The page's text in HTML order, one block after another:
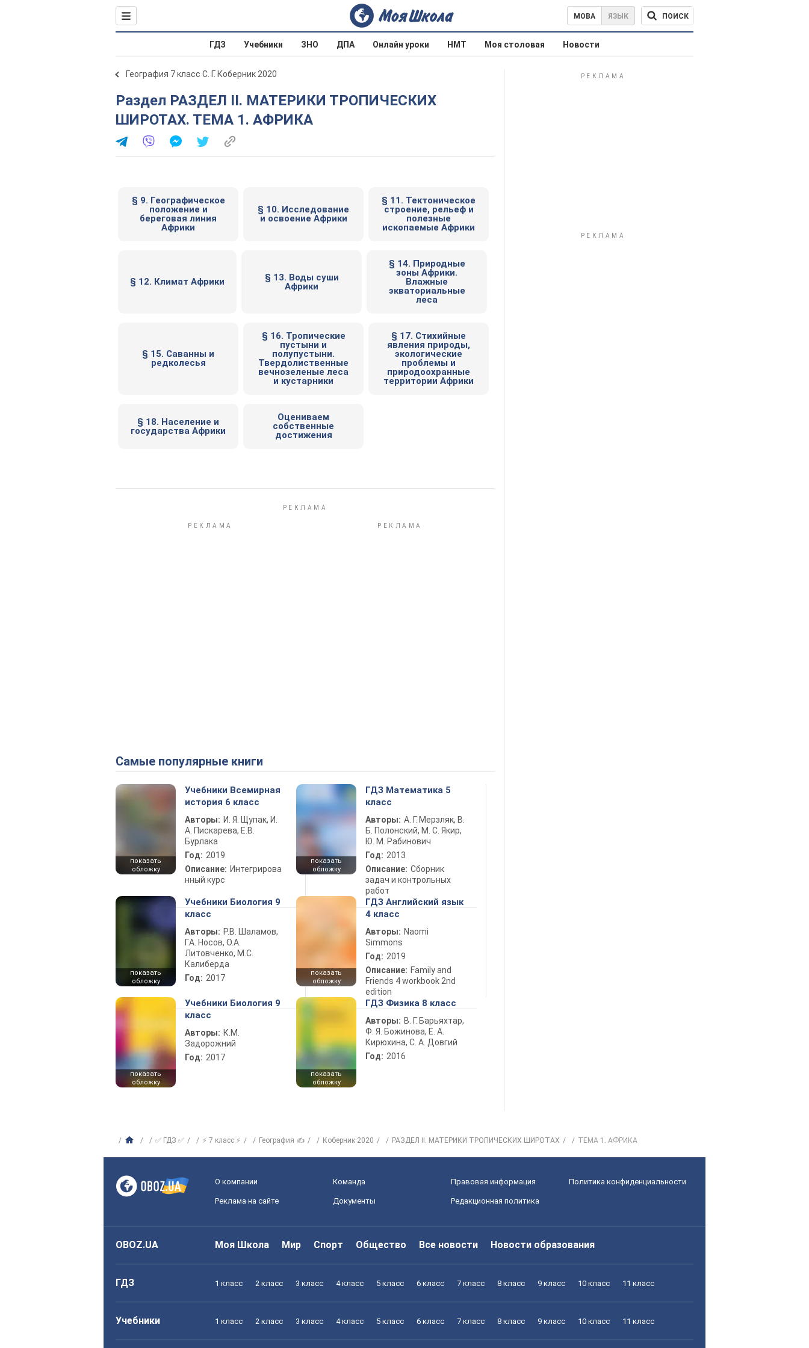
МОВА ЯЗЫК ПОИСК
ГДЗ Учебники ЗНО ДПА Онлайн уроки НМТ Моя столовая Новости
География 7 класс С. Г. Коберник 2020
Раздел РАЗДЕЛ II. МАТЕРИКИ ТРОПИЧЕСКИХ
ШИРОТАХ. ТЕМА 1. АФРИКА
§ 9. Географическое
положение и
береговая линия
Африки
§ 10. Исследование
и освоение Африки
§ 11. Тектоническое
строение, рельеф и
полезные
ископаемые Африки
§ 12. Климат Африки
§ 13. Воды суши
Африки
§ 14. Природные
зоны Африки.
Влажные
экваториальные
леса
§ 15. Саванны и
редколесья
§ 16. Тропические
пустыни и
полупустыни.
Твердолиственные
вечнозеленые леса
и кустарники
§ 17. Стихийные
явления природы,
экологические
проблемы и
природоохранные
территории Африки
§ 18. Население и
государства Африки
Оцениваем
собственные
достижения
Самые популярные книги
показать
обложку
Учебники Всемирная
история 6 класс
Авторы: И. Я. Щупак, И.
А. Пискарева, Е.В.
Бурлака
Год: 2019
Описание: Интегрирова
нный курс
показать
обложку
ГДЗ Математика 5
класс
Авторы: А. Г. Мерзляк, В.
Б. Полонский, М. С. Якир,
Ю. М. Рабинович
Год: 2013
Описание: Сборник
задач и контрольных
работ
показать
обложку
Учебники Биология 9
класс
Авторы: Р.В. Шаламов,
Г.А. Носов, О.А.
Литовченко, М.С.
Калиберда
Год: 2017
показать
обложку
ГДЗ Английский язык
4 класс
Авторы: Naomi
Simmons
Год: 2019
Описание: Family and
Friends 4 workbook 2nd
edition
показать
обложку
Учебники Биология 9
класс
Авторы: К.М.
Задорожний
Год: 2017
показать
обложку
ГДЗ Физика 8 класс
Авторы: В. Г. Барьяхтар,
Ф. Я. Божинова, Е. А.
Кирюхина, С. А. Довгий
Год: 2016
✅ ГДЗ ✅ ⚡ 7 класс ⚡ География ✍ Коберник 2020 РАЗДЕЛ II. МАТЕРИКИ ТРОПИЧЕСКИХ ШИРОТАХ ТЕМА 1. АФРИКА
О компании Команда Правовая информация Политика конфиденциальности
Реклама на сайте Документы Редакционная политика
OBOZ.UA Моя Школа Мир Спорт Общество Все новости Новости образования
ГДЗ 1 класс 2 класс 3 класс 4 класс 5 класс 6 класс 7 класс 8 класс 9 класс 10 класс 11 класс
Учебники 1 класс 2 класс 3 класс 4 класс 5 класс 6 класс 7 класс 8 класс 9 класс 10 класс 11 класс